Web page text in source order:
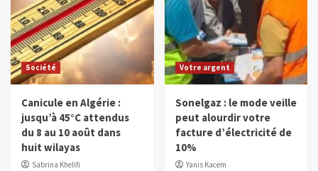
Société
Canicule en Algérie :
jusqu’à 45°C attendus
du 8 au 10 août dans
huit wilayas
Sabrina Khelifi
Votre argent
Sonelgaz : le mode veille
peut alourdir votre
facture d’électricité de
10%
Yanis Kacem